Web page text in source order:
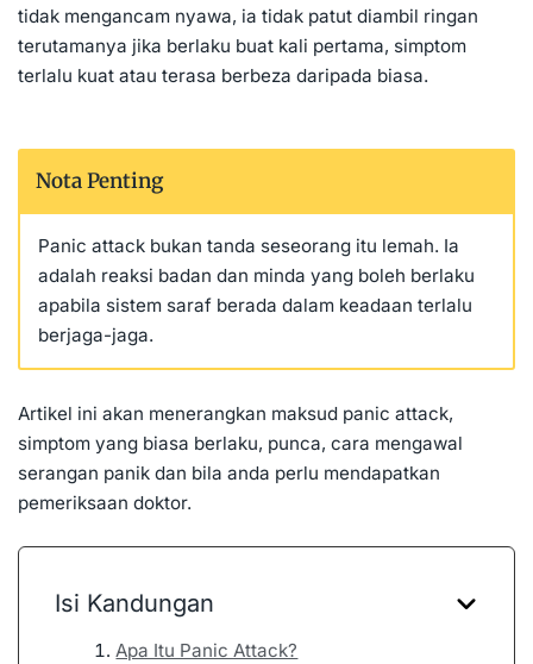
tidak mengancam nyawa, ia tidak patut diambil ringan
terutamanya jika berlaku buat kali pertama, simptom
terlalu kuat atau terasa berbeza daripada biasa.
Nota Penting
Panic attack bukan tanda seseorang itu lemah. Ia
adalah reaksi badan dan minda yang boleh berlaku
apabila sistem saraf berada dalam keadaan terlalu
berjaga-jaga.
Artikel ini akan menerangkan maksud panic attack,
simptom yang biasa berlaku, punca, cara mengawal
serangan panik dan bila anda perlu mendapatkan
pemeriksaan doktor.
Isi Kandungan
Apa Itu Panic Attack?